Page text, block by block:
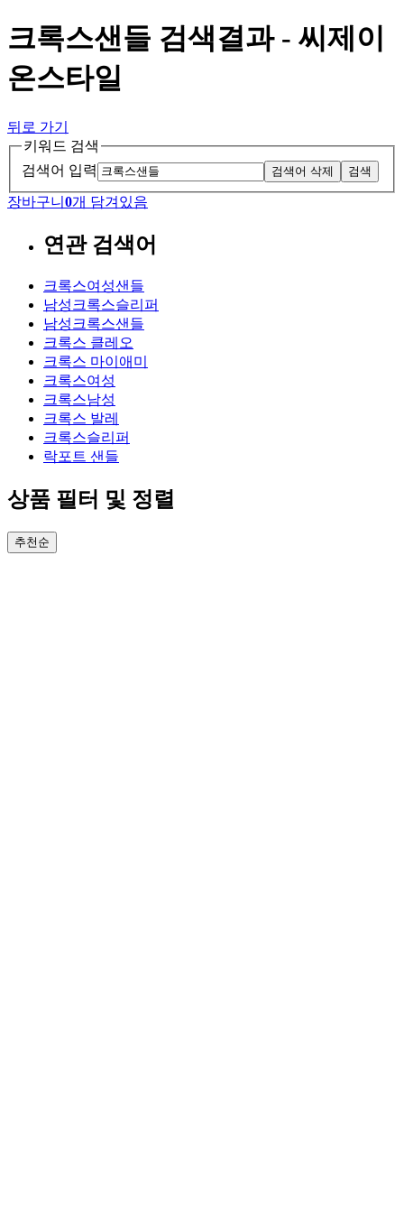
크록스샌들 검색결과 - 씨제이
온스타일
뒤로 가기
키워드 검색
검색어 입력
검색어 삭제 검색
장바구니 0개 담겨있음
연관 검색어
크록스여성샌들
남성크록스슬리퍼
남성크록스샌들
크록스 클레오
크록스 마이애미
크록스여성
크록스남성
크록스 발레
크록스슬리퍼
락포트 샌들
상품 필터 및 정렬
추천순